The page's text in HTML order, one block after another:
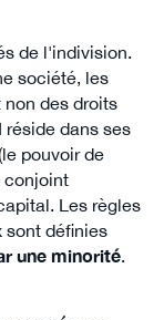
de l'indivision.
société, les
des droits
réside dans ses
pouvoir de
conjoint
Les règles
sont définies
une minorité.